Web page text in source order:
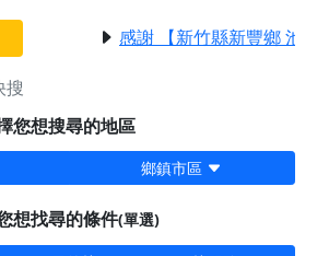
感謝 【新竹縣新豐鄉 池和
搜
您想搜尋的地區
鄉鎮市區
想找尋的條件(單選)